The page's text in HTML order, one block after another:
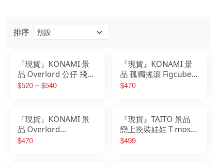
排序
『現貨』KONAMI 景
品 Overlord 公仔 飛飛
科塞特斯
$520 ~ $540
『現貨』KONAMI 景
品 孤獨搖滾 Figcube公
仔 後藤一里 山田涼 伊
$470
『現貨』KONAMI 景
品 Overlord
Masquerade 雅兒貝德
$470
『現貨』TAITO 景品
戀上換裝娃娃 T-most
公仔 喜多川海夢 萬聖
$499